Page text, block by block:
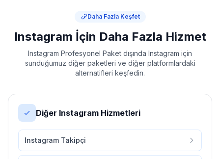
Daha Fazla Keşfet
Instagram İçin Daha Fazla Hizmet
Instagram Profesyonel Paket dışında Instagram için
sunduğumuz diğer paketleri ve diğer platformlardaki
alternatifleri keşfedin.
Diğer Instagram Hizmetleri
Instagram Takipçi